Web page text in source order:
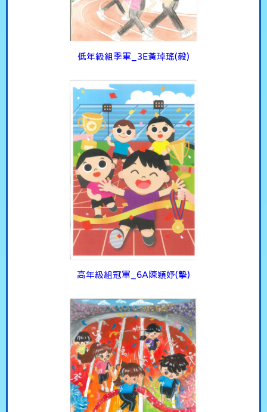
低年級組季軍_3E黃琸瑤(毅)
高年級組冠軍_6A陳穎妤(摯)